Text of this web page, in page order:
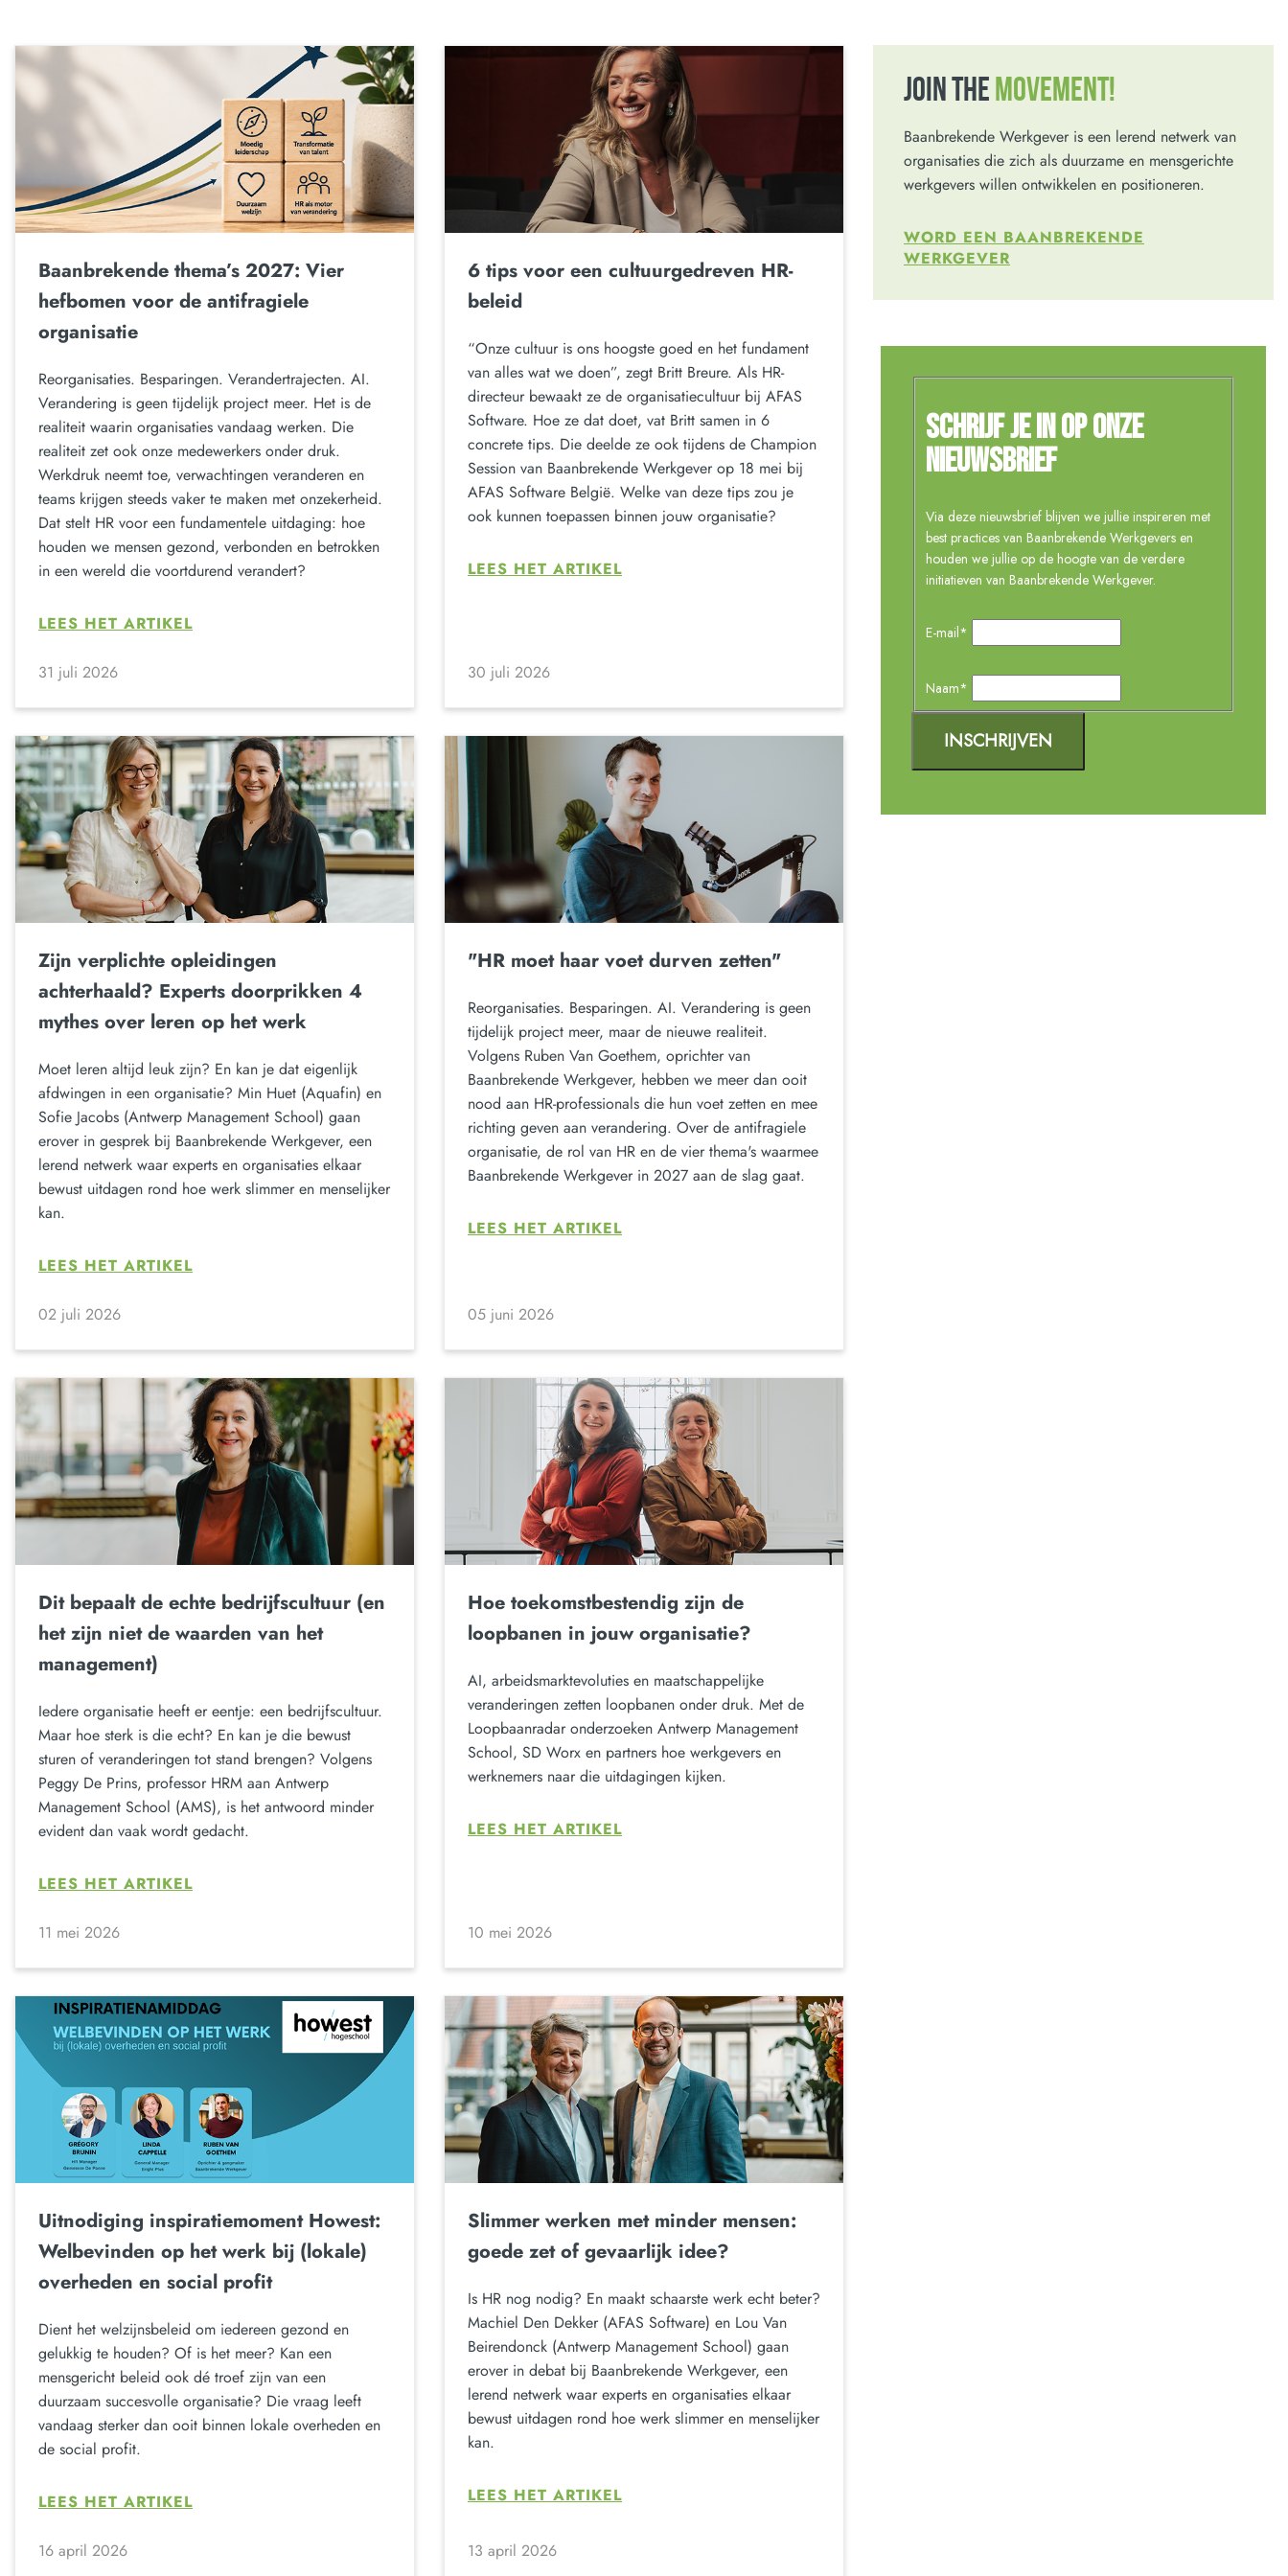
Baanbrekende thema’s 2027: Vier
hefbomen voor de antifragiele
organisatie
Reorganisaties. Besparingen. Verandertrajecten. AI.
Verandering is geen tijdelijk project meer. Het is de
realiteit waarin organisaties vandaag werken. Die
realiteit zet ook onze medewerkers onder druk.
Werkdruk neemt toe, verwachtingen veranderen en
teams krijgen steeds vaker te maken met onzekerheid.
Dat stelt HR voor een fundamentele uitdaging: hoe
houden we mensen gezond, verbonden en betrokken
in een wereld die voortdurend verandert?
LEES HET ARTIKEL
31 juli 2026
6 tips voor een cultuurgedreven HR-
beleid
“Onze cultuur is ons hoogste goed en het fundament
van alles wat we doen”, zegt Britt Breure. Als HR-
directeur bewaakt ze de organisatiecultuur bij AFAS
Software. Hoe ze dat doet, vat Britt samen in 6
concrete tips. Die deelde ze ook tijdens de Champion
Session van Baanbrekende Werkgever op 18 mei bij
AFAS Software België. Welke van deze tips zou je
ook kunnen toepassen binnen jouw organisatie?
LEES HET ARTIKEL
30 juli 2026
Zijn verplichte opleidingen
achterhaald? Experts doorprikken 4
mythes over leren op het werk
Moet leren altijd leuk zijn? En kan je dat eigenlijk
afdwingen in een organisatie? Min Huet (Aquafin) en
Sofie Jacobs (Antwerp Management School) gaan
erover in gesprek bij Baanbrekende Werkgever, een
lerend netwerk waar experts en organisaties elkaar
bewust uitdagen rond hoe werk slimmer en menselijker
kan.
LEES HET ARTIKEL
02 juli 2026
"HR moet haar voet durven zetten"
Reorganisaties. Besparingen. AI. Verandering is geen
tijdelijk project meer, maar de nieuwe realiteit.
Volgens Ruben Van Goethem, oprichter van
Baanbrekende Werkgever, hebben we meer dan ooit
nood aan HR-professionals die hun voet zetten en mee
richting geven aan verandering. Over de antifragiele
organisatie, de rol van HR en de vier thema's waarmee
Baanbrekende Werkgever in 2027 aan de slag gaat.
LEES HET ARTIKEL
05 juni 2026
Dit bepaalt de echte bedrijfscultuur (en
het zijn niet de waarden van het
management)
Iedere organisatie heeft er eentje: een bedrijfscultuur.
Maar hoe sterk is die echt? En kan je die bewust
sturen of veranderingen tot stand brengen? Volgens
Peggy De Prins, professor HRM aan Antwerp
Management School (AMS), is het antwoord minder
evident dan vaak wordt gedacht.
LEES HET ARTIKEL
11 mei 2026
Hoe toekomstbestendig zijn de
loopbanen in jouw organisatie?
AI, arbeidsmarktevoluties en maatschappelijke
veranderingen zetten loopbanen onder druk. Met de
Loopbaanradar onderzoeken Antwerp Management
School, SD Worx en partners hoe werkgevers en
werknemers naar die uitdagingen kijken.
LEES HET ARTIKEL
10 mei 2026
Uitnodiging inspiratiemoment Howest:
Welbevinden op het werk bij (lokale)
overheden en social profit
Dient het welzijnsbeleid om iedereen gezond en
gelukkig te houden? Of is het meer? Kan een
mensgericht beleid ook dé troef zijn van een
duurzaam succesvolle organisatie? Die vraag leeft
vandaag sterker dan ooit binnen lokale overheden en
de social profit.
LEES HET ARTIKEL
16 april 2026
Slimmer werken met minder mensen:
goede zet of gevaarlijk idee?
Is HR nog nodig? En maakt schaarste werk echt beter?
Machiel Den Dekker (AFAS Software) en Lou Van
Beirendonck (Antwerp Management School) gaan
erover in debat bij Baanbrekende Werkgever, een
lerend netwerk waar experts en organisaties elkaar
bewust uitdagen rond hoe werk slimmer en menselijker
kan.
LEES HET ARTIKEL
13 april 2026
JOIN THE MOVEMENT!
Baanbrekende Werkgever is een lerend netwerk van
organisaties die zich als duurzame en mensgerichte
werkgevers willen ontwikkelen en positioneren.
WORD EEN BAANBREKENDE
WERKGEVER